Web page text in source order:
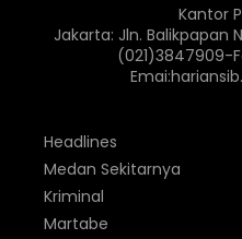
Kantor
Jakarta: Jln. Balikpapan
(021)3847909-
Headlines
Medan Sekitarnya
Kriminal
Martabe